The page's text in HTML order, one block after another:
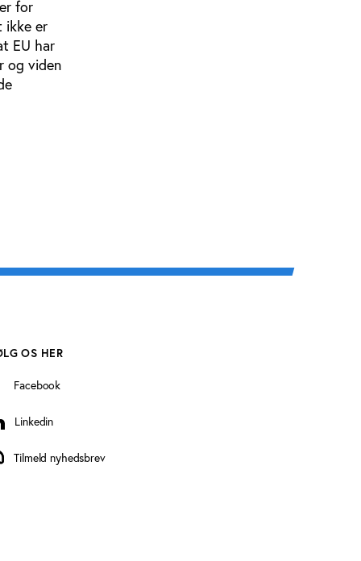
for
ikke er
EU har
og viden
OS HER
Facebook
Linkedin
nyhedsbrev
Tilmeld nyhedsbrev